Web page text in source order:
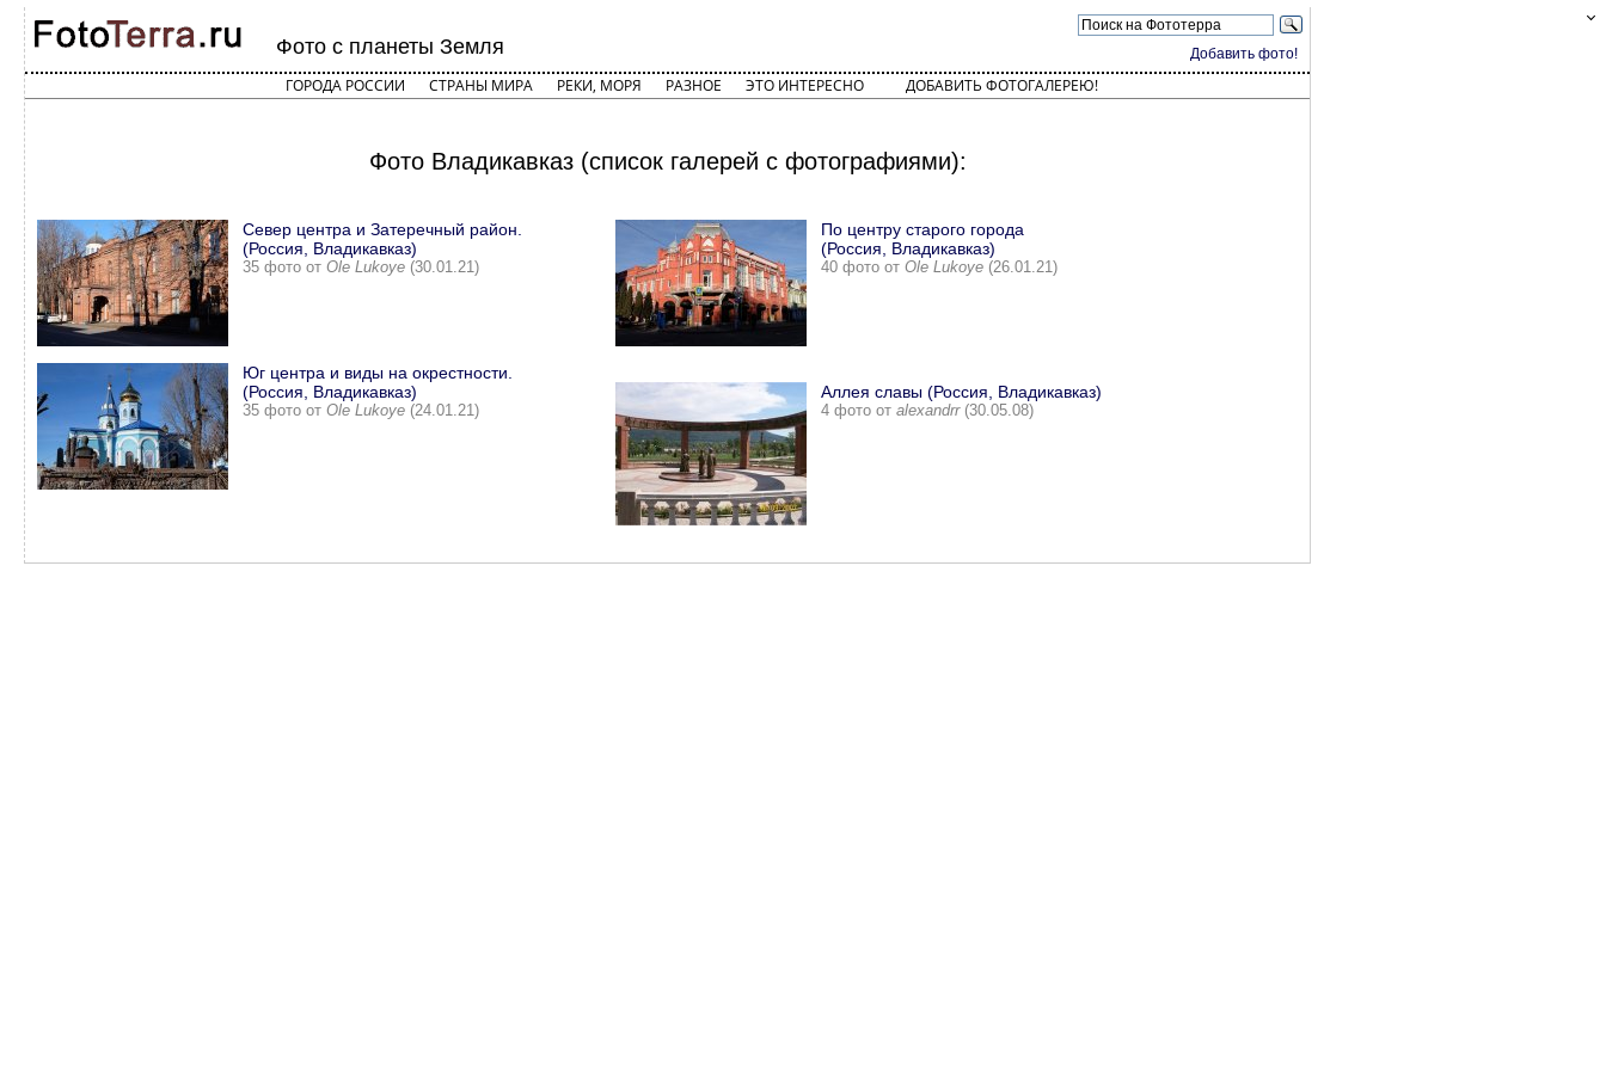
Добавить фото!
Фото с планеты Земля
ГОРОДА РОССИИ СТРАНЫ МИРА РЕКИ, МОРЯ РАЗНОЕ ЭТО ИНТЕРЕСНО ДОБАВИТЬ ФОТОГАЛЕРЕЮ!
Фото Владикавказ (список галерей с фотографиями):
Север центра и Затеречный район.
(Россия, Владикавказ)
35 фото от Ole Lukoye (30.01.21)
По центру старого города
(Россия, Владикавказ)
40 фото от Ole Lukoye (26.01.21)
Юг центра и виды на окрестности.
(Россия, Владикавказ)
35 фото от Ole Lukoye (24.01.21)
Аллея славы (Россия, Владикавказ)
4 фото от alexandrr(30.05.08)